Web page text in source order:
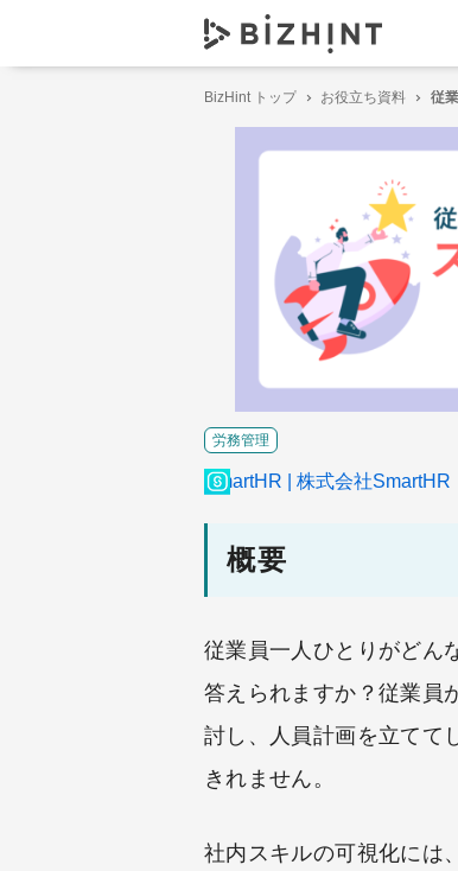
BizHint トップ お役立ち資料 従
概要
従業員一人ひとりがどん
答えられますか？従業員
討し、人員計画を立てて
きれません。
社内スキルの可視化には
労務管理
SmartHR 株式会社SmartHR